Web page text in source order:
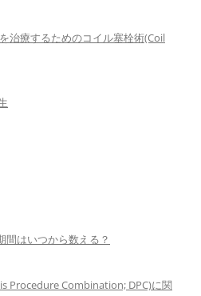
治療するためのコイル塞栓術(Coil
間はいつから数える？
Procedure Combination; DPC)に関